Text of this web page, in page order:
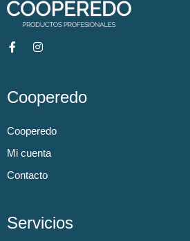
Cooperedo
Cooperedo
Mi cuenta
Contacto
Servicios